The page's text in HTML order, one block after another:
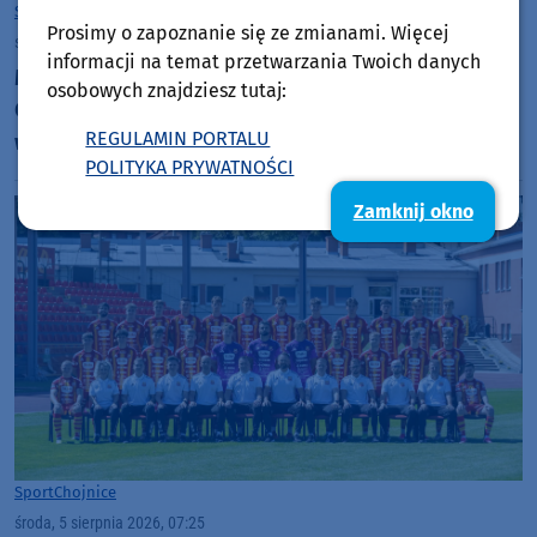
Sport
środa, 5 sierpnia 2026, 10:42
Międzynarodowe sukcesy zawodniczek
Chojnickiego Klubu Żeglarskiego. Klara Sobczak
wicemistrzynią świata, a Basia Gmurek trzecia w
Europie. "Rewelacyjny wynik"
SportChojnice
środa, 5 sierpnia 2026, 07:25
Prosimy o zapoznanie się ze zmianami. Więcej
informacji na temat przetwarzania Twoich danych
osobowych znajdziesz tutaj:
REGULAMIN PORTALU
POLITYKA PRYWATNOŚCI
Zamknij okno